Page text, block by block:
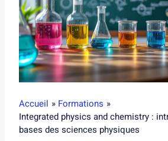
Accueil
Formations
Integrated physics and chemistry :
bases des sciences physiques